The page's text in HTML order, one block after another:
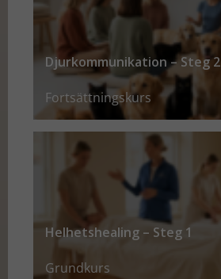
Djurkommunikation – Steg 2
Fortsättningskurs
Helhetshealing – Steg 1
Grundkurs